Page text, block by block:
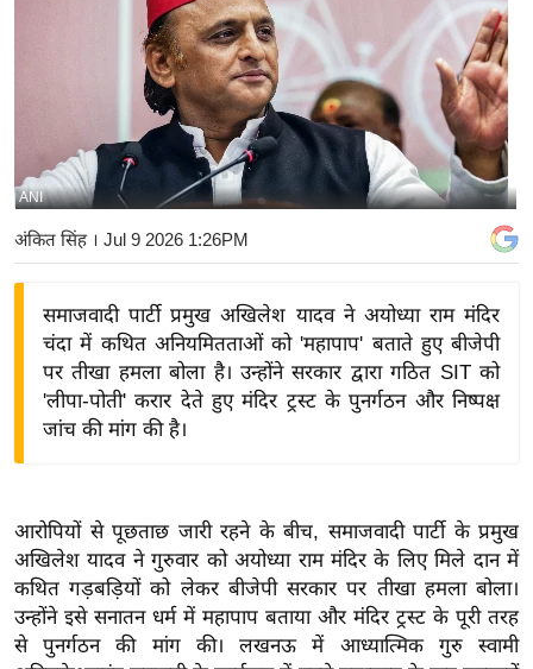
बि
ज़
ने
द्यो
वि
शे
ष
ज्ञ
रा
ANI
अंकित सिंह। Jul 9 2026 1:26PM
समाजवादी पार्टी प्रमुख अखिलेश यादव ने अयोध्या राम मंदिर
चंदा में कथित अनियमितताओं को 'महापाप' बताते हुए बीजेपी
पर तीखा हमला बोला है। उन्होंने सरकार द्वारा गठित SIT को
'लीपा-पोती' करार देते हुए मंदिर ट्रस्ट के पुनर्गठन और निष्पक्ष
जांच की मांग की है।
आरोपियों से पूछताछ जारी रहने के बीच, समाजवादी पार्टी के प्रमुख
अखिलेश यादव ने गुरुवार को अयोध्या राम मंदिर के लिए मिले दान में
कथित गड़बड़ियों को लेकर बीजेपी सरकार पर तीखा हमला बोला।
उन्होंने इसे सनातन धर्म में महापाप बताया और मंदिर ट्रस्ट के पूरी तरह
से पुनर्गठन की मांग की। लखनऊ में आध्यात्मिक गुरु स्वामी